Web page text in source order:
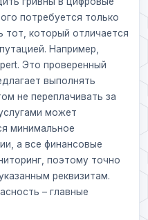
потребуется только
который отличается
Например,
Это проверенный
выполнять
не переплачивать за
может
минимальное
а все финансовые
поэтому точно
реквизитам.
– главные